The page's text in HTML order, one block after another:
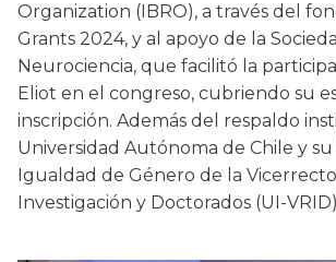
Organization (IBRO), a través del
Grants 2024, y al apoyo de la
Neurociencia, que facilitó la
Eliot en el congreso, cubriendo su
inscripción. Además del respaldo
Universidad Autónoma de Chile y
Igualdad de Género de la
Investigación y Doctorados (UI-